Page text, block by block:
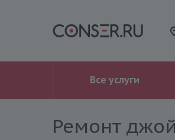
Все услуги
Ремонт